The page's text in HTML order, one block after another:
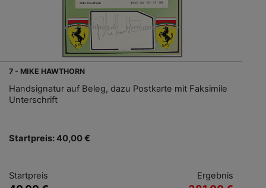
7 - MIKE HAWTHORN
Handsignatur auf Beleg, dazu Postkarte mit Faksimile
Unterschrift
Startpreis: 40,00 €
Startpreis Ergebnis